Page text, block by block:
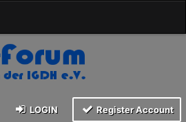
LOGIN Register Account